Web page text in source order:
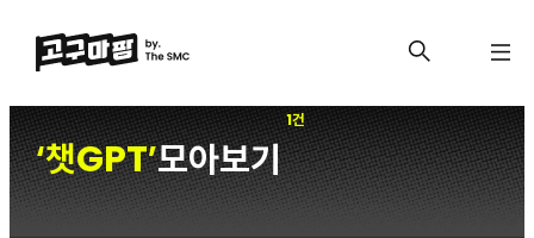
‘챗GPT’모아보기
1건